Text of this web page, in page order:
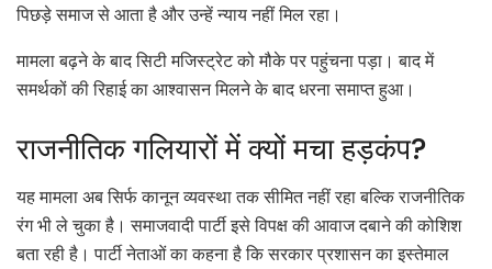
पिछड़े समाज से आता है और उन्हें न्याय नहीं मिल रहा।
मामला बढ़ने के बाद सिटी मजिस्ट्रेट को मौके पर पहुंचना पड़ा। बाद में
समर्थकों की रिहाई का आश्वासन मिलने के बाद धरना समाप्त हुआ।
राजनीतिक गलियारों में क्यों मचा हड़कंप?
यह मामला अब सिर्फ कानून व्यवस्था तक सीमित नहीं रहा बल्कि राजनीतिक
रंग भी ले चुका है। समाजवादी पार्टी इसे विपक्ष की आवाज दबाने की कोशिश
बता रही है। पार्टी नेताओं का कहना है कि सरकार प्रशासन का इस्तेमाल